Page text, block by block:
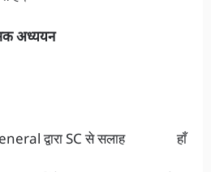
अध्ययन
द्वारा SC से सलाह हाँ